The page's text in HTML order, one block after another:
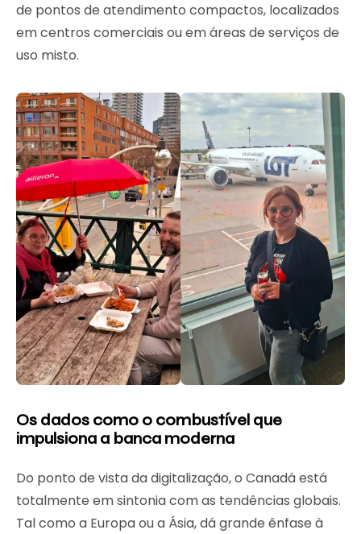
de pontos de atendimento compactos, localizados
em centros comerciais ou em áreas de serviços de
uso misto.
Os dados como o combustível que
impulsiona a banca moderna
Do ponto de vista da digitalização, o Canadá está
totalmente em sintonia com as tendências globais.
Tal como a Europa ou a Ásia, dá grande ênfase à